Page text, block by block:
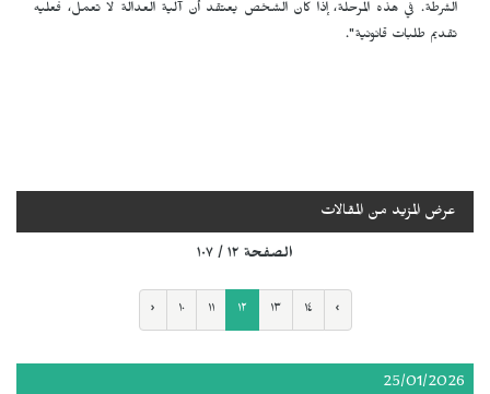
الشرطة. في هذه المرحلة، إذا كان الشخص يعتقد أن آلية العدالة لا تعمل، فعليه
تقديم طلبات قانونية".
عرض المزيد من المقالات
الصفحة ١٢ / ١٠٧
‹ ١٠ ١١ ١٢ ١٣ ١٤ ›
25/01/2026